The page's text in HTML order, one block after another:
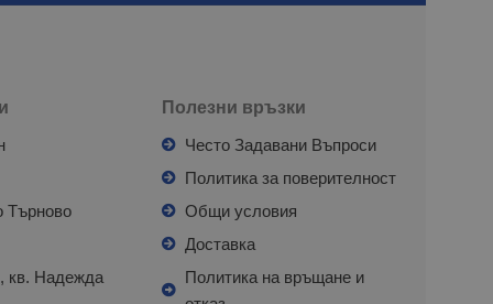
Търново
кв. Надежда
Полезни връзки
Често Задавани Въпроси
Политика за поверителност
Общи условия
Доставка
Политика на връщане и